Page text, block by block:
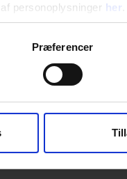
personoplysninger her
Præferencer
Her kan du læse de
2023.pdf